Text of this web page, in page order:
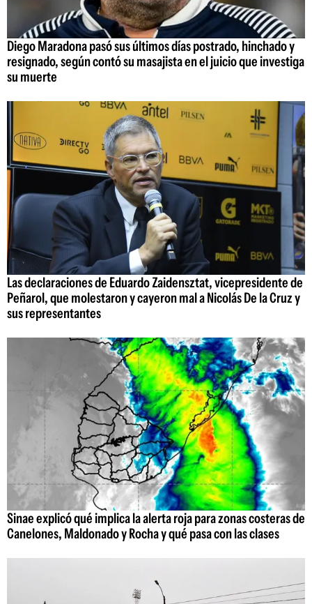
Diego Maradona pasó sus últimos días postrado, hinchado y
resignado, según contó su masajista en el juicio que investiga
su muerte
Las declaraciones de Eduardo Zaidensztat, vicepresidente de
Peñarol, que molestaron y cayeron mal a Nicolás De la Cruz y
sus representantes
Sinae explicó qué implica la alerta roja para zonas costeras de
Canelones, Maldonado y Rocha y qué pasa con las clases